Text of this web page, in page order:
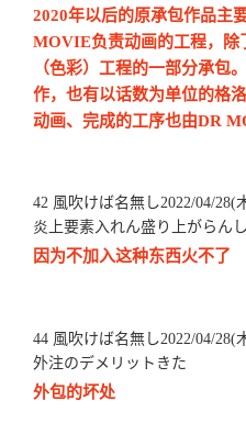
2020年以后的原承包作品主
MOVIE负责动画的工程，除
（色彩）工程的一部分承包
作，也有以话数为单位的格
动画、完成的工序也由DR
42 風吹けば名無し2022/04/28(
炎上要素入れん盛り上がらん
因为不加入这种东西火不了
44 風吹けば名無し2022/04/28(
外注のデメリットきた
外包的坏处